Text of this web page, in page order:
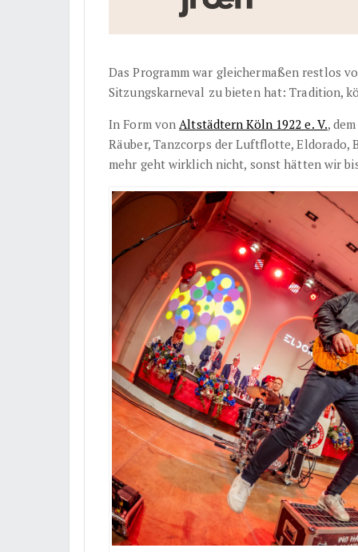
Das Programm war gleichermaßen restlos
Sitzungskarneval zu bieten hat: Tradition,
In Form von Altstädtern Köln 1922 e. V.,
Räuber, Tanzcorps der Luftflotte, Eldorado,
mehr geht wirklich nicht, sonst hätten wir